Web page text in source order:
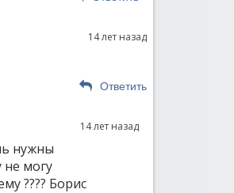
14 лет назад
Ответить
14 лет назад
нужны
не могу
???? Борис